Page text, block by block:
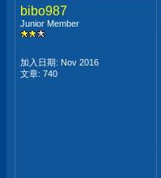
bibo987
Junior Member
加入日期: Nov 2016
文章: 740